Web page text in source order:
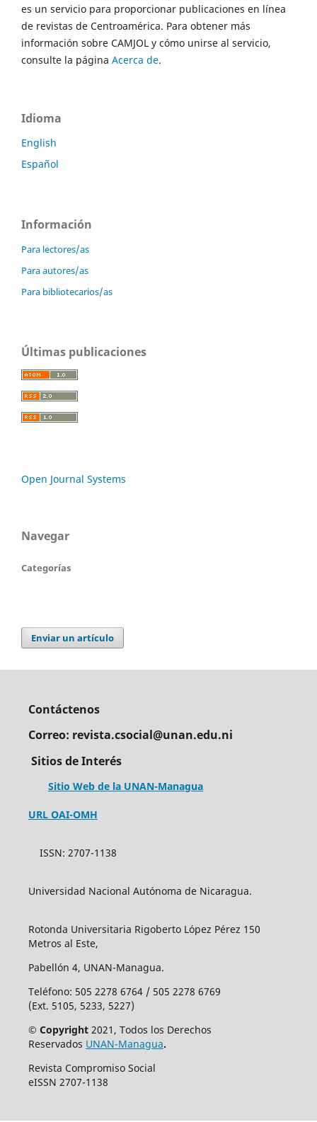
es un servicio para proporcionar publicaciones en línea
de revistas de Centroamérica. Para obtener más
información sobre CAMJOL y cómo unirse al servicio,
consulte la página Acerca de.
Idioma
English
Español
Información
Para lectores/as
Para autores/as
Para bibliotecarios/as
Últimas publicaciones
Open Journal Systems
Navegar
Categorías
Enviar un artículo
Contáctenos
Correo: revista.csocial@unan.edu.ni
Sitios de Interés
Sitio Web de la UNAN-Managua
URL OAI-OMH
ISSN: 2707-1138
Universidad Nacional Autónoma de Nicaragua.
Rotonda Universitaria Rigoberto López Pérez 150
Metros al Este,
Pabellón 4, UNAN-Managua.
Teléfono: 505 2278 6764 / 505 2278 6769
(Ext. 5105, 5233, 5227)
© Copyright2021, Todos los Derechos
Reservados UNAN-Managua.
Revista Compromiso Social
eISSN 2707-1138